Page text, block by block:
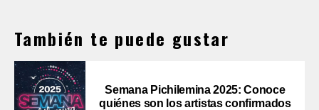
También te puede gustar
Semana Pichilemina 2025: Conoce
quiénes son los artistas confirmados